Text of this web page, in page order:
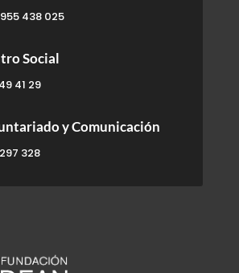
438 025
Social
41 29
y Comunicación
328